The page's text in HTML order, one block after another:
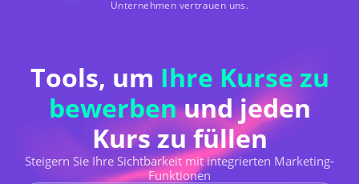
Unternehmen vertrauen uns.
Tools, um Ihre Kurse zu
bewerbenund jeden
Kurs zu füllen
Steigern Sie Ihre Sichtbarkeit mit integrierten Marketing-
Funktionen